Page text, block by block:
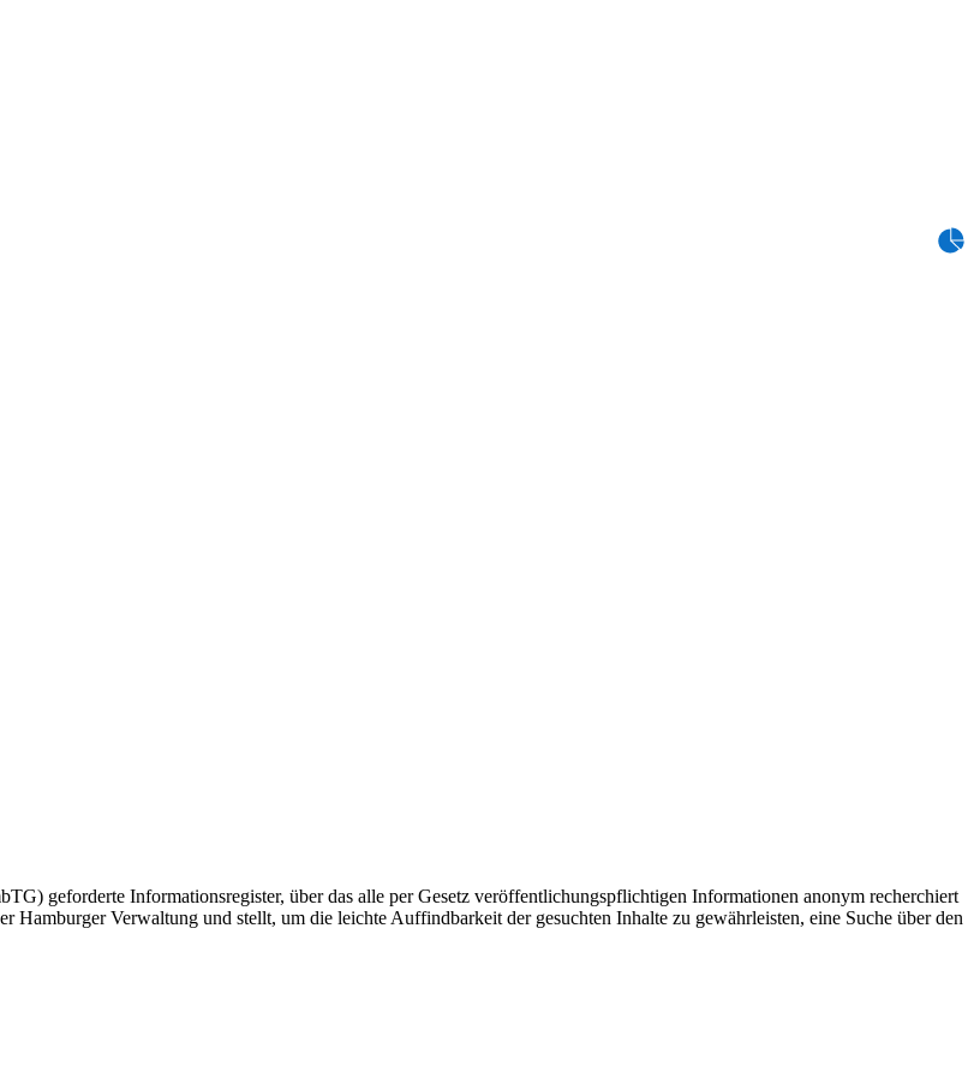
geforderte Informationsregister, über das alle per Gesetz veröffentlichungspflichtigen Informationen anonym recherchiert
Verwaltung und stellt, um die leichte Auffindbarkeit der gesuchten Inhalte zu gewährleisten, eine Suche über den